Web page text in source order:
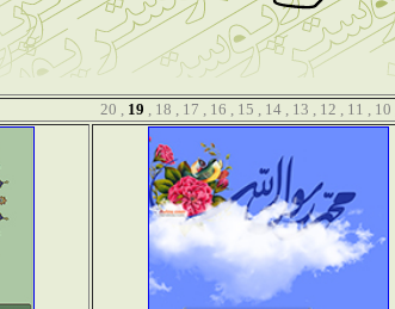
10
,
11
,
12
,
13
,
14
,
15
,
16
,
17
,
18
,
19
,
20